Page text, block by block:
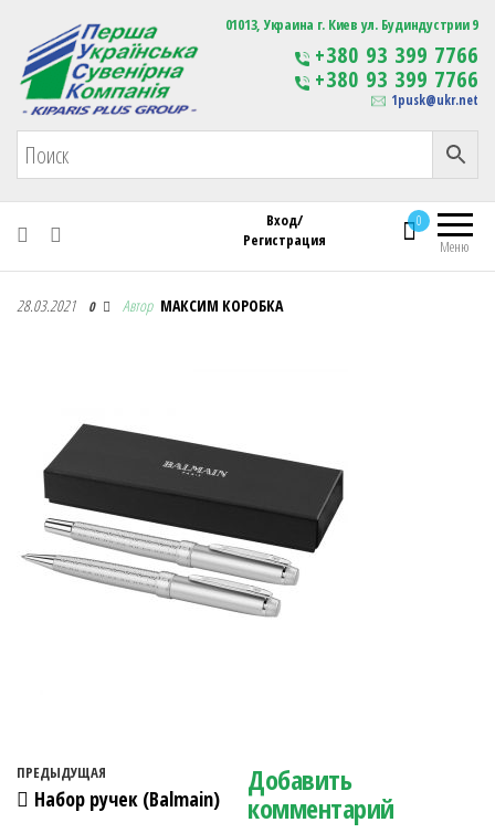
Первая Украинская Сувенирная Компания Изготовление
сувенирной продукции
с логотипом
01013, Украина г. Киев ул. Будиндустрии 9
+380 93 399 7766
+380 93 399 7766
1pusk@ukr.net
Меню
0
Вход/
Регистрация
Первая Украинская Сувенирная Компания
28.03.2021 0 Автор МАКСИМ КОРОБКА
Навигация по записям
Предыдущая запись
ПРЕДЫДУЩАЯ
Набор ручек (Balmain)
Добавить
комментарий